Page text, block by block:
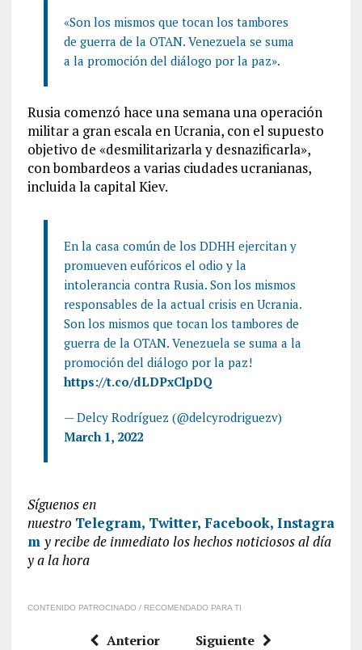
«Son los mismos que tocan los tambores
de guerra de la OTAN. Venezuela se suma
a la promoción del diálogo por la paz».
Rusia comenzó hace una semana una operación
militar a gran escala en Ucrania, con el supuesto
objetivo de «desmilitarizarla y desnazificarla»,
con bombardeos a varias ciudades ucranianas,
incluida la capital Kiev.
En la casa común de los DDHH ejercitan y
promueven eufóricos el odio y la
intolerancia contra Rusia. Son los mismos
responsables de la actual crisis en Ucrania.
Son los mismos que tocan los tambores de
guerra de la OTAN. Venezuela se suma a la
promoción del diálogo por la paz!
https://t.co/dLDPxClpDQ
— Delcy Rodríguez (@delcyrodriguezv)
March 1, 2022
Síguenos en
nuestro Telegram, Twitter, Facebook, Instagra
m y recibe de inmediato los hechos noticiosos al día
y a la hora
CONTENIDO PATROCINADO / RECOMENDADO PARA TI
Anterior Siguiente